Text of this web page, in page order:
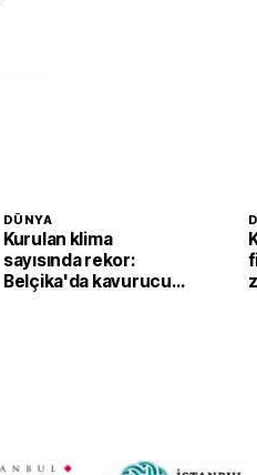
DÜNYA
Kurulan klima
sayısında rekor:
Belçika'da kavurucu